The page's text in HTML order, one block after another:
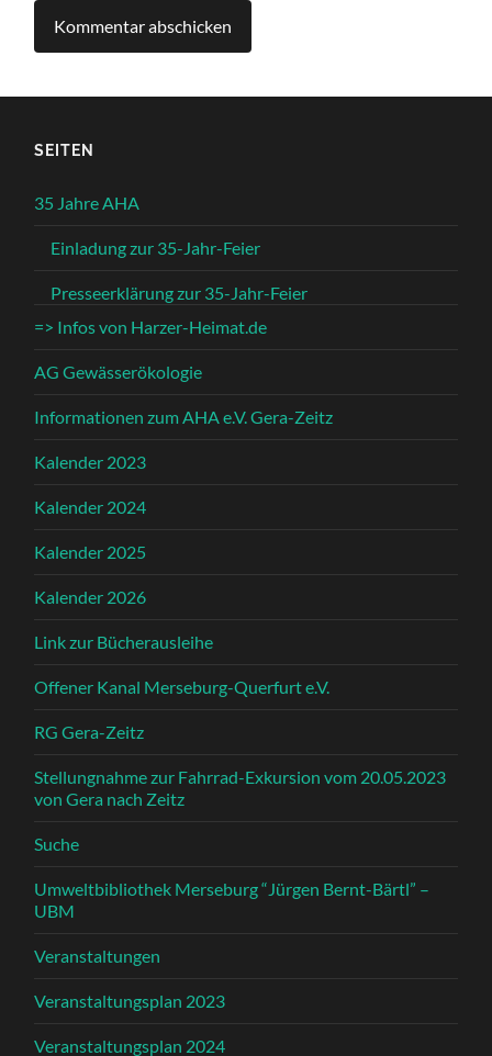
SEITEN
35 Jahre AHA
Einladung zur 35-Jahr-Feier
Presseerklärung zur 35-Jahr-Feier
=> Infos von Harzer-Heimat.de
AG Gewässerökologie
Informationen zum AHA e.V. Gera-Zeitz
Kalender 2023
Kalender 2024
Kalender 2025
Kalender 2026
Link zur Bücherausleihe
Offener Kanal Merseburg-Querfurt e.V.
RG Gera-Zeitz
Stellungnahme zur Fahrrad-Exkursion vom 20.05.2023
von Gera nach Zeitz
Suche
Umweltbibliothek Merseburg “Jürgen Bernt-Bärtl” –
UBM
Veranstaltungen
Veranstaltungsplan 2023
Veranstaltungsplan 2024